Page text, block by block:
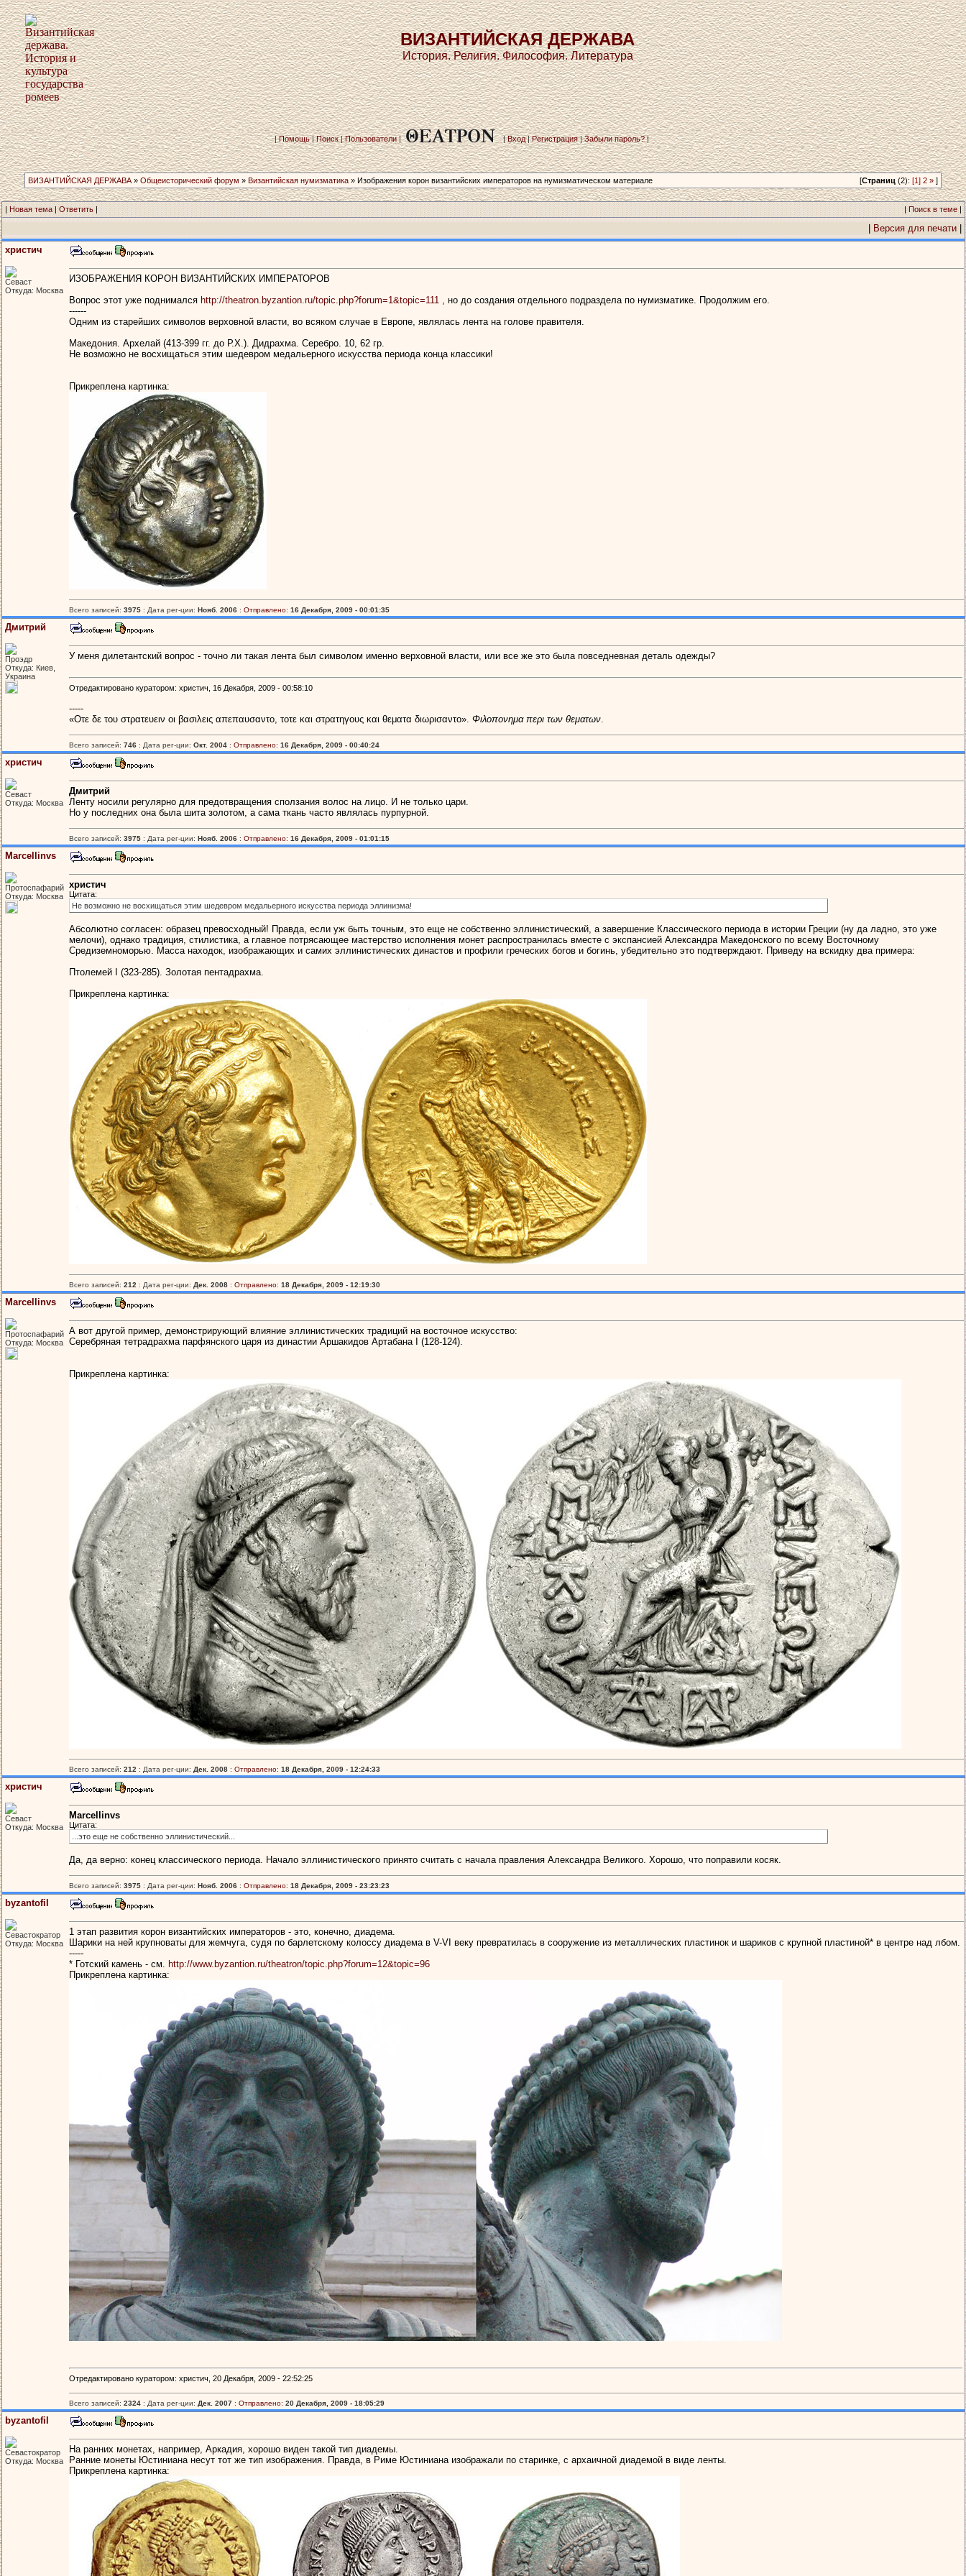
ВИЗАНТИЙСКАЯ ДЕРЖАВА
История. Религия. Философия. Литература
|Помощь|Поиск|Пользователи| |Вход|Регистрация|Забыли пароль?|
ВИЗАНТИЙСКАЯ ДЕРЖАВА » Общеисторический форум » Византийская нумизматика » Изображения корон византийских­ императоров на нумизматическом­ материале [Страниц (2): [1] 2 » ]
| Новая тема|Ответить| |Поиск в теме|
Версия для печати|
христич
Севаст
Откуда: Москва
ИЗОБРАЖЕНИЯ КОРОН ВИЗАНТИЙСКИХ ИМПЕРАТОРОВ
Вопрос этот уже поднимался http://theatron.byzantion.ru/topic.php?forum=1&topic=111, но до создания отдельного подраздела по нумизматике. Продолжим его.
------
Одним из старейших символов верховной власти, во всяком случае в Европе, являлась лента на голове правителя.
Македония. Архелай (413-399 гг. до Р.Х.). Дидрахма. Серебро. 10, 62 гр.
Не возможно не восхищаться этим шедевром медальерного искусства периода конца классики!
Прикреплена картинка:
Всего записей: 3975: Дата рег-ции: Нояб. 2006: Отправлено: 16 Декабря, 2009 - 00:01:35
Дмитрий
Проэдр
Откуда: Киев,
Украина
У меня дилетантский вопрос - точно ли такая лента был символом именно верховной власти, или все же это была повседневная деталь одежды?
Отредактировано куратором: христич, 16 Декабря, 2009 - 00:58:10
-----
«Οτε δε του στρατευειν οι βασιλεις απεπαυσαντο, τοτε και στρατηγους και θεματα διωρισαντο». Φιλοπονημα περι των θεματων.
Всего записей: 746: Дата рег-ции: Окт. 2004: Отправлено: 16 Декабря, 2009 - 00:40:24
христич
Севаст
Откуда: Москва
Дмитрий
Ленту носили регулярно для предотвращения сползания волос на лицо. И не только цари.
Но у последних она была шита золотом, а сама ткань часто являлась пурпурной.
Всего записей: 3975: Дата рег-ции: Нояб. 2006: Отправлено: 16 Декабря, 2009 - 01:01:15
Marcellinvs
Протоспафарий
Откуда: Москва
христич
Цитата:
Не возможно не восхищаться этим шедевром медальерного искусства периода эллинизма!
Абсолютно согласен: образец превосходный! Правда, если уж быть точным, это еще не собственно эллинистический, а завершение Классического периода в истории Греции (ну да ладно, это уже
мелочи), однако традиция, стилистика, а главное потрясающее мастерство исполнения монет распространилась вместе с экспансией Александра Македонского по всему Восточному
Средиземноморью. Масса находок, изображающих и самих эллинистических династов и профили греческих богов и богинь, убедительно это подтверждают. Приведу на вскидку два примера:
Птолемей I (323-285). Золотая пентадрахма.
Прикреплена картинка:
Всего записей: 212 : Дата рег-ции: Дек. 2008: Отправлено: 18 Декабря, 2009 - 12:19:30
Marcellinvs
Протоспафарий
Откуда: Москва
А вот другой пример, демонстрирующий влияние эллинистических традиций на восточное искусство:
Серебряная тетрадрахма парфянского царя из династии Аршакидов Артабана I (128-124).
Прикреплена картинка:
Всего записей: 212 : Дата рег-ции: Дек. 2008: Отправлено: 18 Декабря, 2009 - 12:24:33
христич
Севаст
Откуда: Москва
Marcellinvs
Цитата:
...это еще не собственно эллинистический...
Да, да верно: конец классического периода. Начало эллинистического принято считать с начала правления Александра Великого. Хорошо, что поправили косяк.
Всего записей: 3975: Дата рег-ции: Нояб. 2006: Отправлено: 18 Декабря, 2009 - 23:23:23
byzantofil
Севастократор
Откуда: Москва
1 этап развития корон византийских императоров - это, конечно, диадема.
Шарики на ней крупноваты для жемчуга, судя по барлетскому колоссу диадема в V-VI веку превратилась в сооружение из металлических пластинок и шариков с крупной пластиной* в центре над лбом.
-----
* Готский камень - см. http://www.byzantion.ru/theatron/topic.php?forum=12&topic=96
Прикреплена картинка:
Отредактировано куратором: христич, 20 Декабря, 2009 - 22:52:25
Всего записей: 2324: Дата рег-ции: Дек. 2007: Отправлено: 20 Декабря, 2009 - 18:05:29
byzantofil
Севастократор
Откуда: Москва
На ранних монетах, например, Аркадия, хорошо виден такой тип диадемы.
Ранние монеты Юстиниана несут тот же тип изображения. Правда, в Риме Юстиниана изображали по старинке, с архаичной диадемой в виде ленты.
Прикреплена картинка: